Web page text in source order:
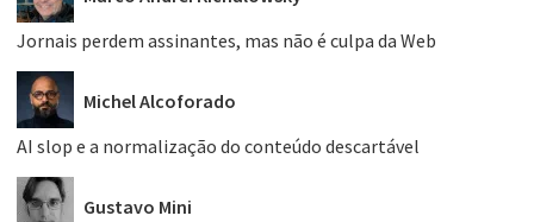
Jornais perdem assinantes, mas não é culpa da Web
Michel Alcoforado
AI slop e a normalização do conteúdo descartável
Gustavo Mini